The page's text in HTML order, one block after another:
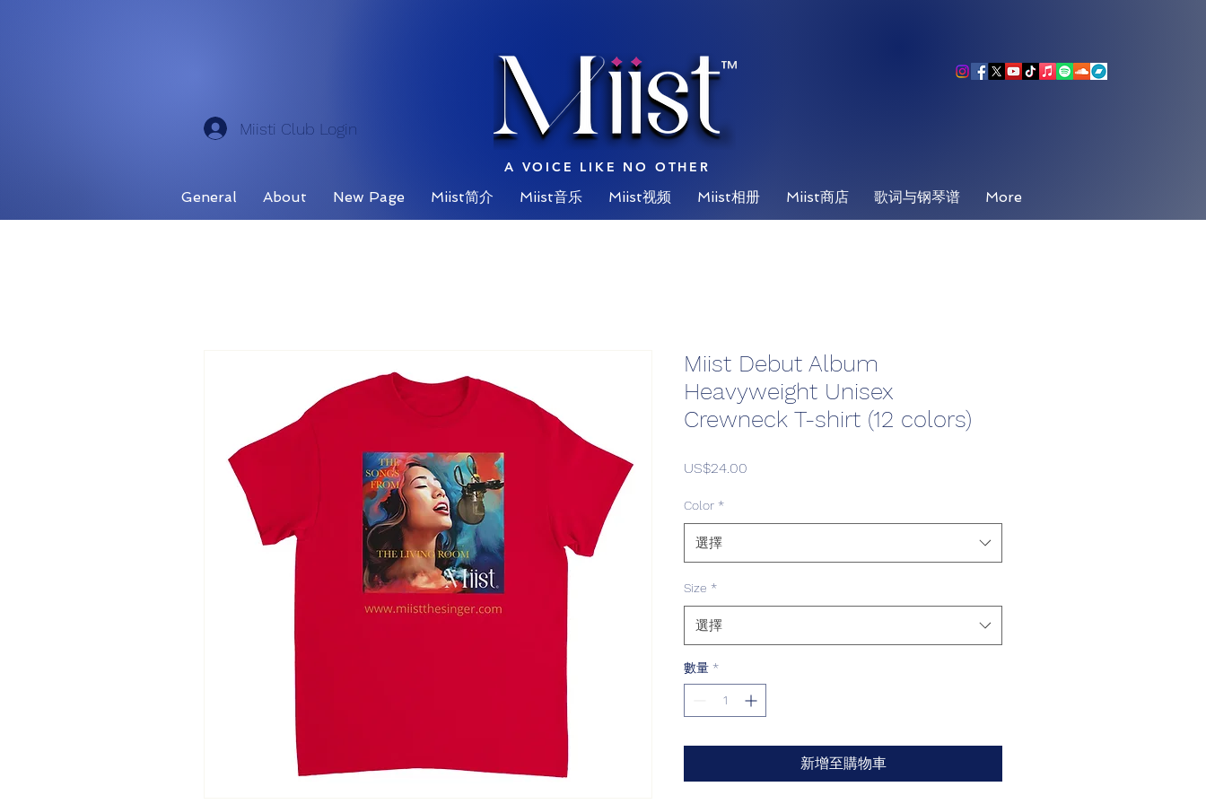
Miisti Club Login
™
A VOICE LIKE NO OTHER
General About New Page Miist简介 Miist音乐 Miist视频 Miist相册 Miist商店 歌词与钢琴谱 More
Miist Debut Album
Heavyweight Unisex
Crewneck T-shirt (12 colors)
US$24.00
Color *
選擇
Size *
選擇
數量 *
新增至購物車